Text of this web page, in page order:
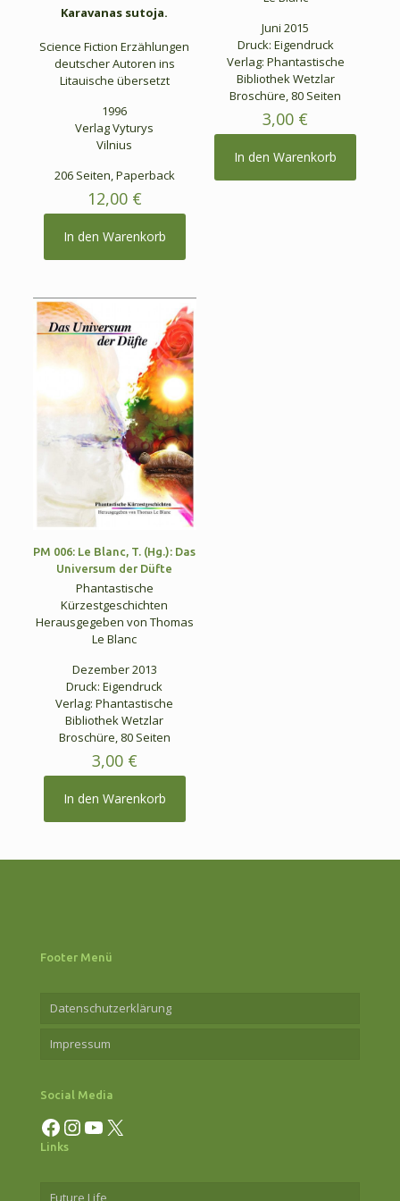
Karavanas sutoja.
Science Fiction Erzählungen
deutscher Autoren ins
Litauische übersetzt
1996
Verlag Vyturys
Vilnius
206 Seiten, Paperback
12,00 €
In den Warenkorb
Juni 2015
Druck: Eigendruck
Verlag: Phantastische
Bibliothek Wetzlar
Broschüre, 80 Seiten
3,00 €
In den Warenkorb
PM 006: Le Blanc, T. (Hg.): Das
Universum der Düfte
Phantastische
Kürzestgeschichten
Herausgegeben von Thomas
Le Blanc
Dezember 2013
Druck: Eigendruck
Verlag: Phantastische
Bibliothek Wetzlar
Broschüre, 80 Seiten
3,00 €
In den Warenkorb
Footer Menü
Datenschutzerklärung
Impressum
Social Media
Facebook InstagramYouTube X
Links
Future Life